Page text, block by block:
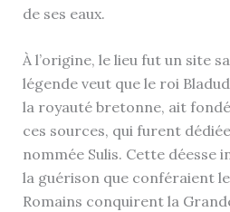
de ses eaux.
À l’origine, le lieu fut un site
légende veut que le roi
la royauté bretonne, ait
ces sources, qui furent
nommée Sulis. Cette déesse
la guérison que conféraient
Romains conquirent la